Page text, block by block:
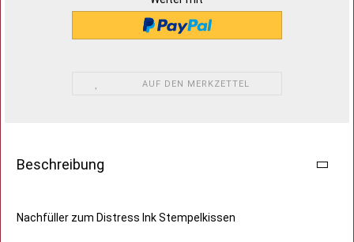
AUF DEN MERKZETTEL
Beschreibung
Nachfüller zum Distress Ink Stempelkissen